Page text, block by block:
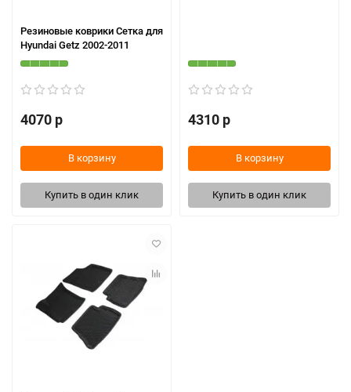
Резиновые коврики Сетка для
Hyundai Getz 2002-2011
4070 р
В корзину
Купить в один клик
4310 р
В корзину
Купить в один клик